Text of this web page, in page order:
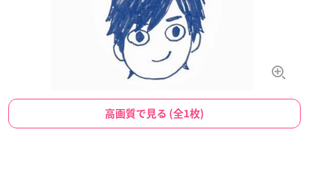
高画質で見る (全1枚)